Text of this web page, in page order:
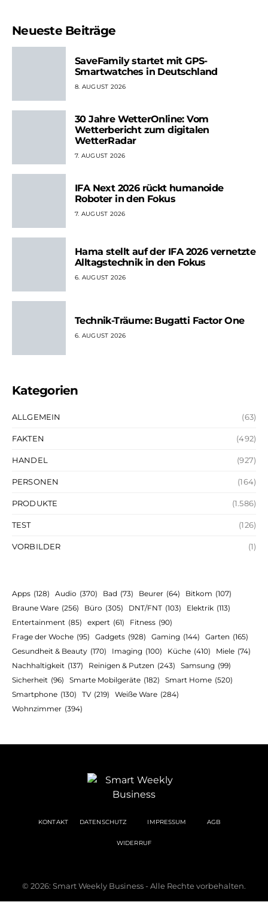
Neueste Beiträge
SaveFamily startet mit GPS-
Smartwatches in Deutschland
8. AUGUST 2026
30 Jahre WetterOnline: Vom
Wetterbericht zum digitalen
WetterRadar
7. AUGUST 2026
IFA Next 2026 rückt humanoide
Roboter in den Fokus
7. AUGUST 2026
Hama stellt auf der IFA 2026 vernetzte
Alltagstechnik in den Fokus
6. AUGUST 2026
Technik-Träume: Bugatti Factor One
6. AUGUST 2026
Kategorien
ALLGEMEIN (63)
FAKTEN (492)
HANDEL (927)
PERSONEN (164)
PRODUKTE (1.586)
TEST (126)
VORBILDER (1)
Apps (128) Audio (370) Bad (73) Beurer (64) Bitkom (107)
Braune Ware (256) Büro (305) DNT/FNT (103) Elektrik (113)
Entertainment (85) expert (61) Fitness (90)
Frage der Woche (95) Gadgets (928) Gaming (144) Garten (165)
Gesundheit & Beauty (170) Imaging (100) Küche (410) Miele (74)
Nachhaltigkeit (137) Reinigen & Putzen (243) Samsung (99)
Sicherheit (96) Smarte Mobilgeräte (182) Smart Home (520)
Smartphone (130) TV (219) Weiße Ware (284)
Wohnzimmer (394)
KONTAKT DATENSCHUTZ IMPRESSUM AGB
WIDERRUF
© 2026: Smart Weekly Business - Alle Rechte vorbehalten.